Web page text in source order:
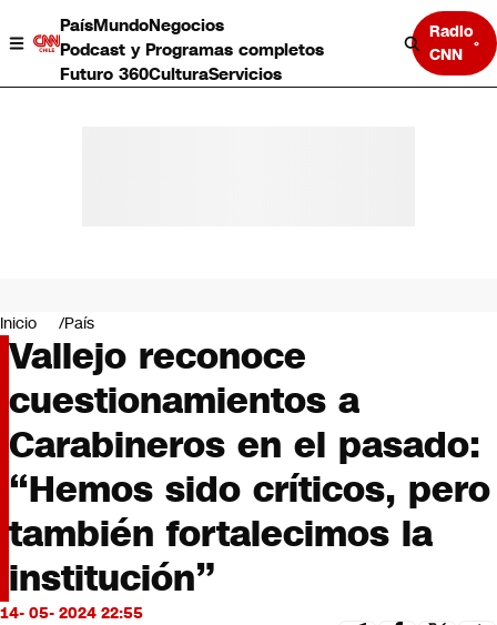
PaísMundoNegocios
Podcast y Programas completos
Futuro 360CulturaServicios
Radio
CNN
Negocios
Deportes
Programas completos
Cultura
Servicios
Bits
CNN tiempo
Futuro 360
Opinión
Inicio País
Vallejo reconoce
cuestionamientos a
Carabineros en el pasado:
“Hemos sido críticos, pero
también fortalecimos la
institución”
14- 05- 2024 22:55